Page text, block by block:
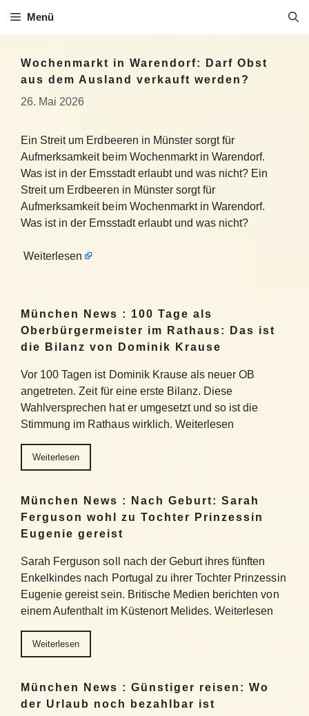
Inhalt
Menü
Wochenmarkt in Warendorf: Darf Obst
aus dem Ausland verkauft werden?
26. Mai 2026
Ein Streit um Erdbeeren in Münster sorgt für
Aufmerksamkeit beim Wochenmarkt in Warendorf.
Was ist in der Emsstadt erlaubt und was nicht? Ein
Streit um Erdbeeren in Münster sorgt für
Aufmerksamkeit beim Wochenmarkt in Warendorf.
Was ist in der Emsstadt erlaubt und was nicht?
Weiterlesen
München News : 100 Tage als
Oberbürgermeister im Rathaus: Das ist
die Bilanz von Dominik Krause
Vor 100 Tagen ist Dominik Krause als neuer OB
angetreten. Zeit für eine erste Bilanz. Diese
Wahlversprechen hat er umgesetzt und so ist die
Stimmung im Rathaus wirklich. Weiterlesen
Weiterlesen
München News : Nach Geburt: Sarah
Ferguson wohl zu Tochter Prinzessin
Eugenie gereist
Sarah Ferguson soll nach der Geburt ihres fünften
Enkelkindes nach Portugal zu ihrer Tochter Prinzessin
Eugenie gereist sein. Britische Medien berichten von
einem Aufenthalt im Küstenort Melides. Weiterlesen
Weiterlesen
München News : Günstiger reisen: Wo
der Urlaub noch bezahlbar ist